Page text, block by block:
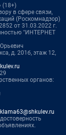
(18+)
в сфере связи,
(Роскомнадзор)
от 31.03.2022 г.
"ИНТЕРНЕТ
д. 201б, этаж 12,
органов: